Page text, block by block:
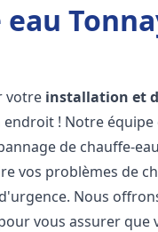
votre installation et
endroit ! Notre
de chauffe-
vos problèmes de
Nous
vous assurer que